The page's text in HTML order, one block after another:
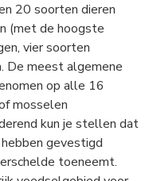
20 soorten dieren
(met de hoogste
vier soorten
De meest algemene
op alle 16
mosselen
kun je stellen dat
gevestigd
toeneemt.